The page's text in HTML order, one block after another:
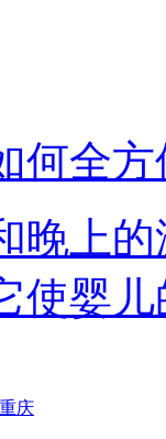
何全
晚上
使婴儿
重庆